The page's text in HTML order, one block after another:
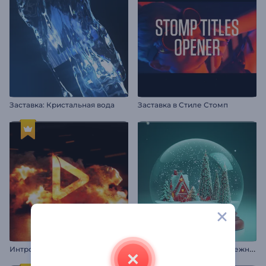
Заставка: Кристальная вода Заставка в Стиле Стомп
Интро "Астероидный Удар" З
аставка "Волшебный Снежный Шар"